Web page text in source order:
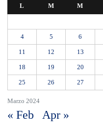
Marzo 2024
L M M
4 5 6
11 12 13
18 19 20
25 26 27
« Feb Apr »